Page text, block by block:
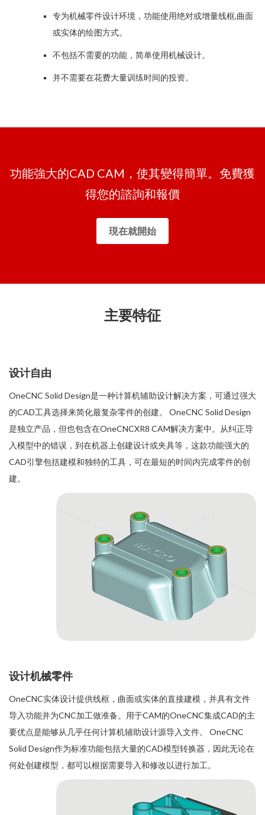
专为机械零件设计环境，功能使用绝对或增量线框,曲面
或实体的绘图方式。
不包括不需要的功能，简单使用机械设计。
并不需要在花费大量训练时间的投资。
功能強大的CAD CAM，使其變得簡單。免費獲
得您的諮詢和報價
現在就開始
主要特征
设计自由
OneCNC Solid Design是一种计算机辅助设计解决方案，可通过强大
的CAD工具选择来简化最复杂零件的创建。 OneCNC Solid Design
是独立产品，但也包含在OneCNCXR8 CAM解决方案中。从纠正导
入模型中的错误，到在机器上创建设计或夹具等，这款功能强大的
CAD引擎包括建模和独特的工具，可在最短的时间内完成零件的创
建。
设计机械零件
OneCNC实体设计提供线框，曲面或实体的直接建模，并具有文件
导入功能并为CNC加工做准备。用于CAM的OneCNC集成CAD的主
要优点是能够从几乎任何计算机辅助设计源导入文件。 OneCNC
Solid Design作为标准功能包括大量的CAD模型转换器，因此无论在
何处创建模型，都可以根据需要导入和修改以进行加工。